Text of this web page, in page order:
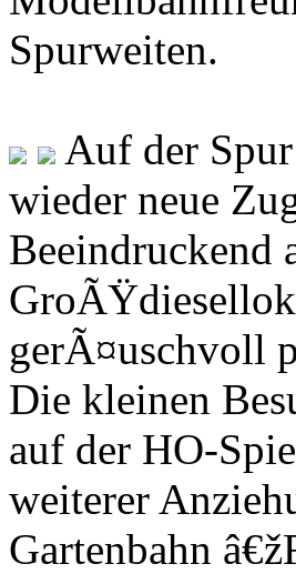
Spurweiten.
Auf der
wieder neue
Beeindruckend
gerÃ¤uschvoll
Die kleinen
auf der HO-
weiterer
Gartenbahn